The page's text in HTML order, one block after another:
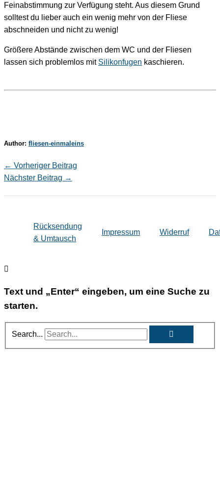
Feinabstimmung zur Verfügung steht. Aus diesem Grund
solltest du lieber auch ein wenig mehr von der Fliese
abschneiden und nicht zu wenig!
Größere Abstände zwischen dem WC und der Fliesen
lassen sich problemlos mit Silikonfugen kaschieren.
Author: fliesen-einmaleins
← Vorheriger Beitrag
Nächster Beitrag →
Rücksendung
& Umtausch
Impressum Widerruf
Text und „Enter“ eingeben, um eine Suche zu
starten.
Search...